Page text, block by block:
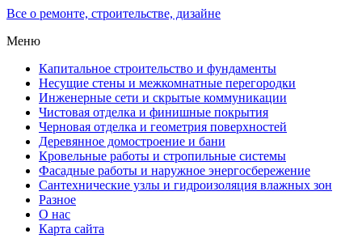
Все о ремонте, строительстве, дизайне
Меню
Капитальное строительство и фундаменты
Несущие стены и межкомнатные перегородки
Инженерные сети и скрытые коммуникации
Чистовая отделка и финишные покрытия
Черновая отделка и геометрия поверхностей
Деревянное домостроение и бани
Кровельные работы и стропильные системы
Фасадные работы и наружное энергосбережение
Сантехнические узлы и гидроизоляция влажных зон
Разное
О нас
Карта сайта